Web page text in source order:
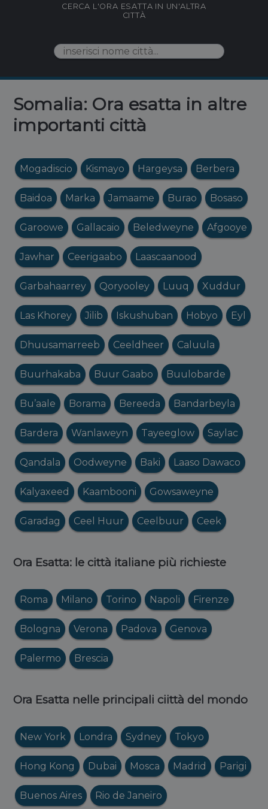
CERCA L'ORA ESATTA IN UN'ALTRA
CITTÀ
Somalia: Ora esatta in altre
importanti città
Mogadiscio Kismayo Hargeysa Berbera
Baidoa Marka Jamaame Burao Bosaso
Garoowe Gallacaio Beledweyne Afgooye
Jawhar Ceerigaabo Laascaanood
Garbahaarrey Qoryooley Luuq Xuddur
Las Khorey Jilib Iskushuban Hobyo Eyl
Dhuusamarreeb Ceeldheer Caluula
Buurhakaba Buur Gaabo Buulobarde
Bu’aale Borama Bereeda Bandarbeyla
Bardera Wanlaweyn Tayeeglow Saylac
Qandala Oodweyne Baki Laaso Dawaco
Kalyaxeed Kaambooni Gowsaweyne
Garadag Ceel Huur Ceelbuur Ceek
Ora Esatta: le città italiane più richieste
Roma Milano Torino Napoli Firenze
Bologna Verona Padova Genova
Palermo Brescia
Ora Esatta nelle principali ciittà del mondo
New York Londra Sydney Tokyo
Hong Kong Dubai Mosca Madrid Parigi
Buenos Aires Rio de Janeiro